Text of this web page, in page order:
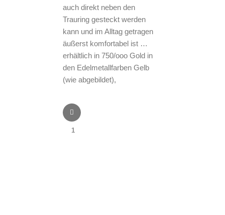
auch direkt neben den
Trauring gesteckt werden
kann und im Alltag getragen
äußerst komfortabel ist …
erhältlich in 750/ooo Gold in
den Edelmetallfarben Gelb
(wie abgebildet),
1